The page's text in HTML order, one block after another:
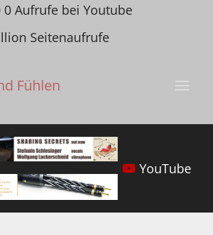
0 Aufrufe bei Youtube
Seitenaufrufe
Fühlen
YouTube